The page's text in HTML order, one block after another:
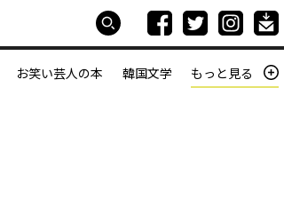
お笑い芸人の本 韓国文学 もっと見る